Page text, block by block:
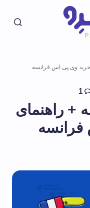
وی پی اس فرانسه
1
+ راهنمای